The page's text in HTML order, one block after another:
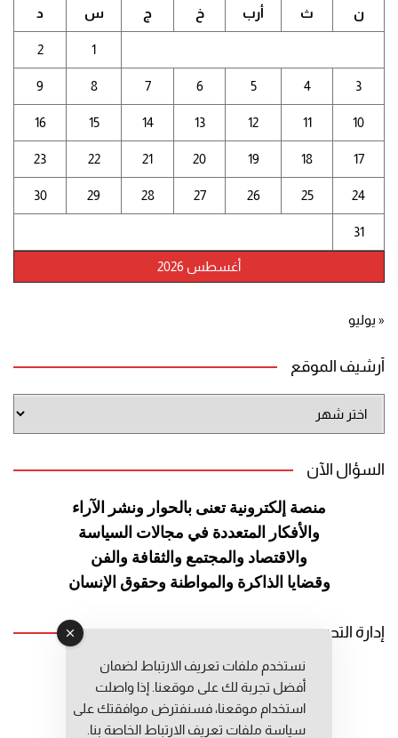
أغسطس 2026
ن ث أرب خ ج س د
1
2
3
4
5
6
7
8
9
10
11
12
13
14
15
16
17
18
19
20
21
22
23
24
25
26
27
28
29
30
31
« يوليو
أرشيف الموقع
الموقع
السؤال الآن
منصة إلكترونية تعنى بالحوار ونشر الآراء
والأفكار المتعددة في مجالات السياسة
والاقتصاد والمجتمع والثقافة والفن
وقضايا الذاكرة والمواطنة وحقوق الإنسان
إدارة التحرير
رئيس التحرير: عبد الرحيم التوراني
رئيس التحرير المساعد: المعطي قبال
مديرة التحرير: فاطمة حوحو
نستخدم ملفات تعريف الارتباط لضمان
أفضل تجربة لك على موقعنا. إذا واصلت
استخدام موقعنا، فسنفترض موافقتك على
سياسة ملفات تعريف الارتباط الخاصة بنا.